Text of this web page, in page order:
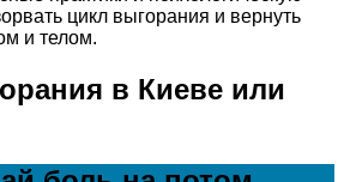
цикл выгорания и вернуть
и телом.
в Киеве или